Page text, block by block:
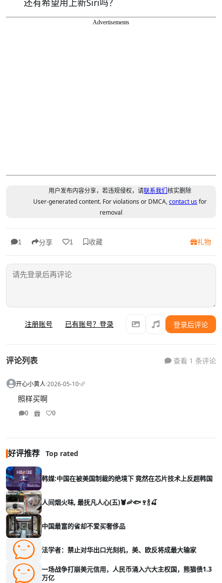
还有希望用上新Siri吗？
Advertisements
用户发布内容分享，若违规侵权，请联系我们核实删除
User-generated content. For violations or DMCA,contact usfor
removal
1 分享 1 收藏 礼物
注册账号 已有账号？登录 登录后评论
评论列表 查看 1 条评论
开心小黄人·2026-05-10·
照样买啊
0 0
好评推荐 Top rated
韩媒:中国在被美国制裁的绝境下 竟然在芯片技术上反超韩国
人间烟火味, 最抚凡人心(五)🦞🦐🐟🍷🍾🍒
中国最富的省却不爱买奢侈品
法学者：禁止对华出口光刻机，美、欧反将成最大输家
一场战争打崩美元信用，人民币涌入六大主权国，熊猫债1.3
万亿